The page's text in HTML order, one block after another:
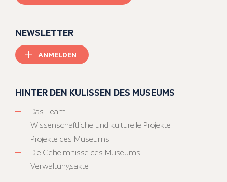
NEWSLETTER
ANMELDEN
HINTER DEN KULISSEN DES MUSEUMS
Das Team
Wissenschaftliche und kulturelle Projekte
Projekte des Museums
Die Geheimnisse des Museums
Verwaltungsakte